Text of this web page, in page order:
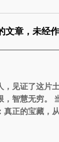
章，未经
见证了这片
智慧无穷。
正的宝藏，